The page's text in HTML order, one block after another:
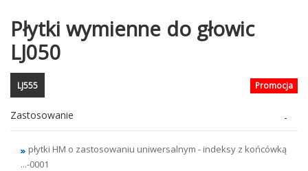
Płytki wymienne do głowic
LJ050
LJ555 Promocja
Zastosowanie
płytki HM o zastosowaniu uniwersalnym - indeksy z końcówką
...-0001